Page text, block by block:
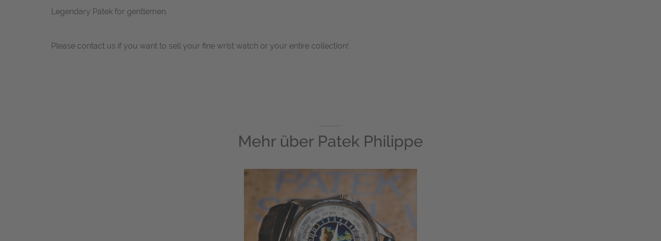
Legendary Patek for gentlemen.
Please contact us if you want to sell your fine wrist watch or your entire collection!
Mehr über Patek Philippe